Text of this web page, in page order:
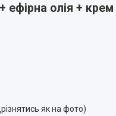
ефірна олія +
як на фото)